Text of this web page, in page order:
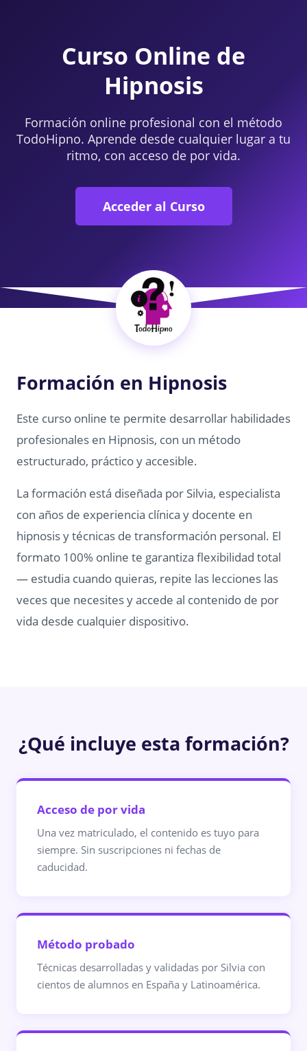
Curso Online de
Hipnosis
Formación online profesional con el método
TodoHipno. Aprende desde cualquier lugar a tu
ritmo, con acceso de por vida.
Acceder al Curso
Formación en Hipnosis
Este curso online te permite desarrollar habilidades
profesionales en Hipnosis, con un método
estructurado, práctico y accesible.
La formación está diseñada por Silvia, especialista
con años de experiencia clínica y docente en
hipnosis y técnicas de transformación personal. El
formato 100% online te garantiza flexibilidad total
— estudia cuando quieras, repite las lecciones las
veces que necesites y accede al contenido de por
vida desde cualquier dispositivo.
¿Qué incluye esta formación?
Acceso de por vida
Una vez matriculado, el contenido es tuyo para
siempre. Sin suscripciones ni fechas de
caducidad.
Método probado
Técnicas desarrolladas y validadas por Silvia con
cientos de alumnos en España y Latinoamérica.